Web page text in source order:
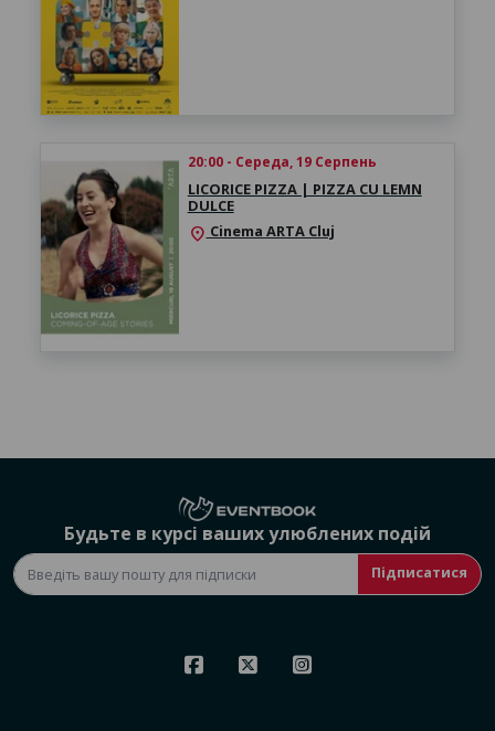
20:00 - Середа, 19 Серпень
LICORICE PIZZA | PIZZA CU LEMN
DULCE
location_on Cinema ARTA Cluj
Будьте в курсі ваших улюблених подій
Підписатися